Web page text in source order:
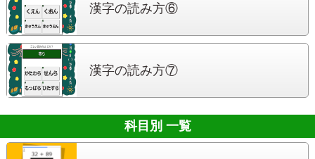
漢字の読み方⑥
漢字の読み方⑦
科目別 一覧